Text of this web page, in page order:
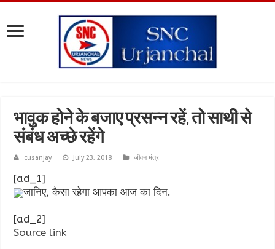
भावुक होने के बजाए प्रसन्न रहें, तो साथी से
संबंध अच्छे रहेंगे
cusanjay July 23, 2018 जीवन मंत्र
[ad_1]
जानिए, कैसा रहेगा आपका आज का दिन.
[ad_2]
Source link